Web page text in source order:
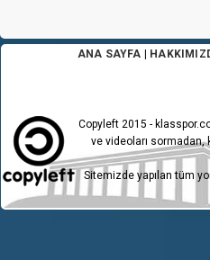
ANA SAYFA
Copyleft 2015 -
ve videoları
Sitemizde yapılan tüm